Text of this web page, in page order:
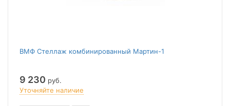
ВМФ Стеллаж комбинированный Мартин-1
9 230 руб.
Уточняйте наличие